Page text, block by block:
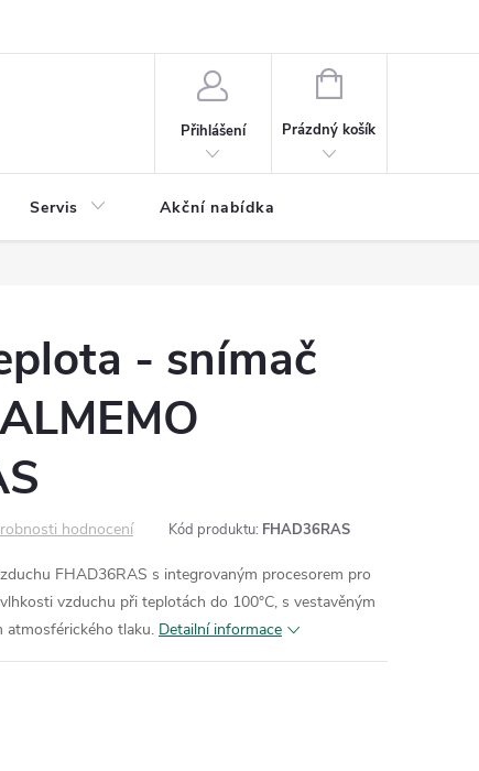
Přihlášení
NÁKUPNÍ
Prázdný košík
Servis Akční nabídka
- snímač
hodnocení Kód produktu: FHAD36RAS
FHAD36RAS s integrovaným procesorem pro
vzduchu při teplotách do 100°C, s vestavěným
atmosférického tlaku. Detailní informace